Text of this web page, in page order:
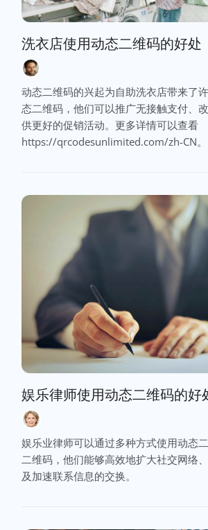
洗衣店使用动态二维码的好处
动态二维码的兴起为自助洗衣店带来了
态二维码，他们可以推广无接触支付、
供更好的促销活动。更多详情可以查看
https://qrcodesunlimited.com/zh-CN。
娱乐律师使用动态二维码的好
娱乐业律师可以通过多种方式使用动态
二维码，他们能够高效地扩大社交网络
及加速联系信息的交换。